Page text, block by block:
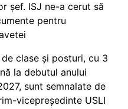
șef. ISJ ne-a cerut să
pentru
clase și posturi, cu 3
la debutul anului
sunt semnalate de
vicepreședinte USLI